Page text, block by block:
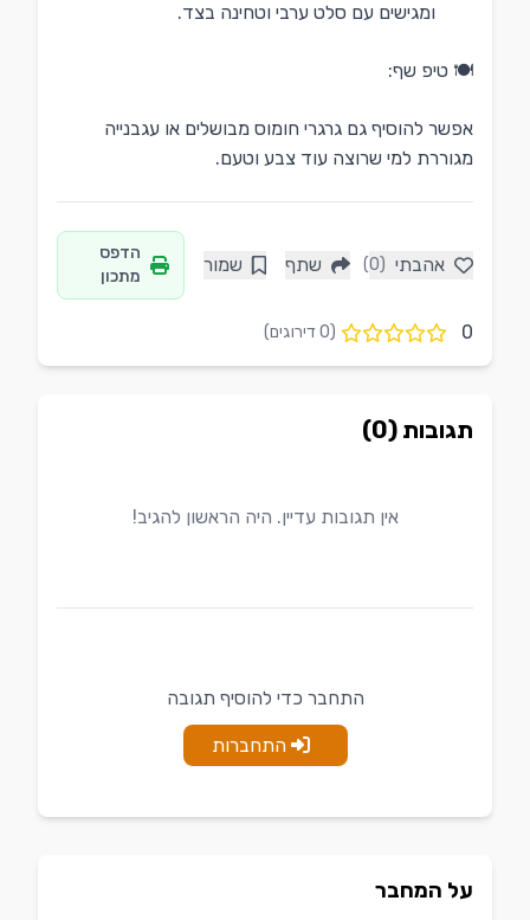
ומגישים עם סלט ערבי וטחינה בצד.
🍽️ טיפ שף:
אפשר להוסיף גם גרגרי חומוס מבושלים או עגבנייה
מגוררת למי שרוצה עוד צבע וטעם.
אהבתי (0) שתף שמור
הדפס
מתכון
0
(
0 דירוגים)
תגובות (0)
אין תגובות עדיין. היה הראשון להגיב!
התחבר כדי להוסיף תגובה
התחברות
על המחבר